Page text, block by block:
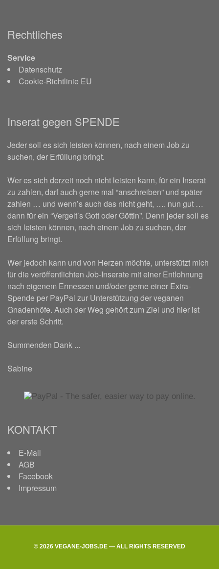
Rechtliches
Service
Datenschutz
Cookie-Richtlinie EU
Inserat gegen SPENDE
Jeder soll es sich leisten können, nach einem Job zu
suchen, der Erfüllung bringt.
Wer es sich derzeit noch nicht leisten kann, für ein Inserat
zu zahlen, darf auch gerne mal “anschreiben” und später
zahlen … und wenn’s auch das nicht geht, …. nun gut …
dann für ein “Vergelt’s Gott oder Göttin”. Denn jeder soll es
sich leisten können, nach einem Job zu suchen, der
Erfüllung bringt.
Wer jedoch kann und von Herzen möchte, unterstützt mich
für die veröffentlichten Job-Inserate mit einer Entlohnung
nach eigenem Ermessen und/oder gerne einer Extra-
Spende per PayPal zur Unterstützung der veganen
Gnadenhöfe. Auch der Weg gehört zum Ziel und hier ist
der erste Schritt.
Summenden Dank ...
Sabine
KONTAKT
E-Mail
AGB
Facebook
Impressum
© 2026 VEGANE-JOBS.DE — ALL RIGHTS RESERVED